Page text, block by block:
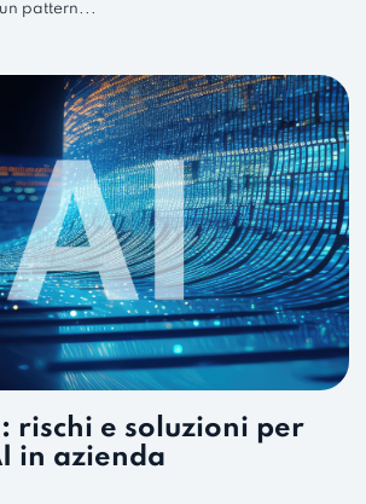
pattern...
rischi e soluzioni per
in azienda